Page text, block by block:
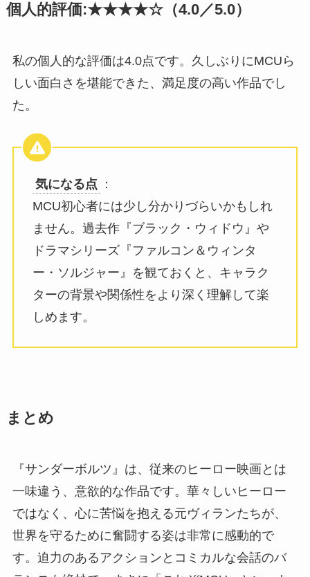
個人的評価:★★★★☆（4.0／5.0）
私の個人的な評価は4.0点です。久しぶりにMCUら
しい面白さを堪能できた、満足度の高い作品でし
た。
気になる点
：
MCU初心者には少し分かりづらいかもしれ
ません。過去作『ブラック・ウィドウ』や
ドラマシリーズ『ファルコン＆ウィンタ
ー・ソルジャー』を観ておくと、キャラク
ターの背景や関係性をより深く理解して楽
しめます。
まとめ
『サンダーボルツ』は、従来のヒーロー映画とは
一味違う、意欲的な作品です。華々しいヒーロー
ではなく、心に苦悩を抱える元ヴィランたちが、
世界を守るために奮闘する姿は非常に感動的で
す。迫力のあるアクションとコミカルな会話のバ